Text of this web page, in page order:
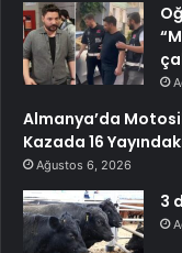
Almanya’da
Kazada 16
Ağustos 6, 2026
3